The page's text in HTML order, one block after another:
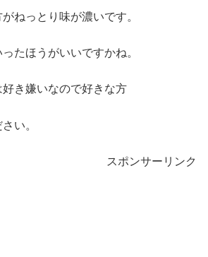
ねっとり味が濃いです。
たほうがいいですかね。
き嫌いなので好きな方
い。
スポンサーリンク